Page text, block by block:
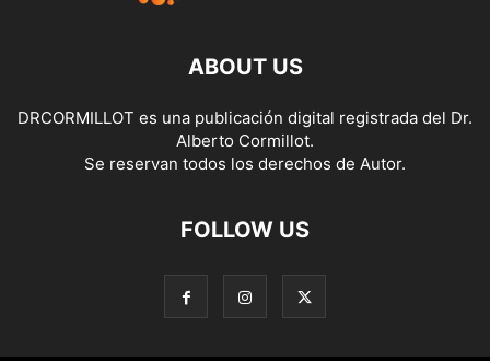
ABOUT US
DRCORMILLOT es una publicación digital registrada del Dr.
Alberto Cormillot.
Se reservan todos los derechos de Autor.
FOLLOW US